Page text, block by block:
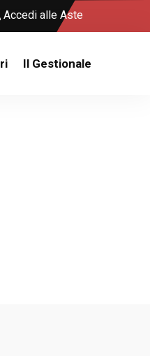
Accedi alle Aste
Il Gestionale